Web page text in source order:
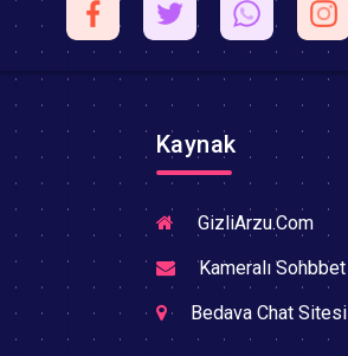
Kaynak
GizliArzu.Com
Kameralı Sohbbet
Bedava Chat Sitesi